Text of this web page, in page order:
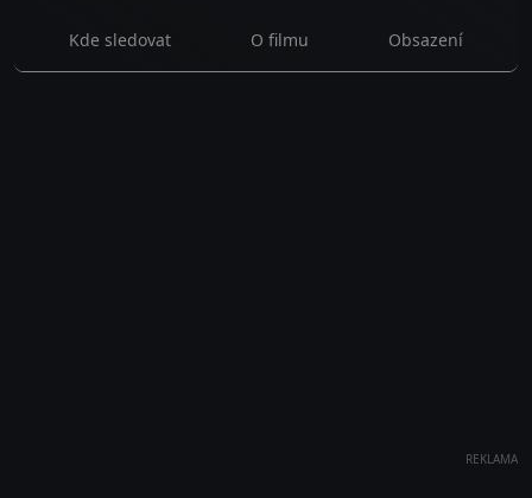
Kde sledovat O filmu Obsazení
REKLAMA